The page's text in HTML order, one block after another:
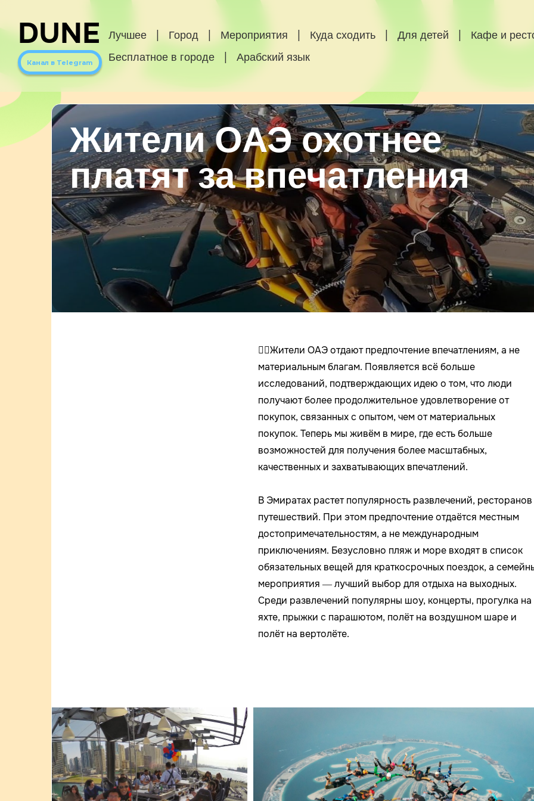
DUNE
Канал в Telegram
Лучшее Город Мероприятия Куда сходить Для детей
Кафе и
Бесплатное в городе
Арабский язык
Жители ОАЭ охотнее
платят за впечатления
🏄‍♂️Жители ОАЭ отдают предпочтение впечатлениям, а не
материальным благам. Появляется всё больше
исследований, подтверждающих идею о том, что люди
получают более продолжительное удовлетворение от
покупок, связанных с опытом, чем от материальных
покупок. Теперь мы живём в мире, где есть больше
возможностей для получения более масштабных,
качественных и захватывающих впечатлений.
В Эмиратах растет популярность развлечений,
путешествий. При этом предпочтение отдаётся местным
достопримечательностям, а не международным
приключениям. Безусловно пляж и море входят в список
обязательных вещей для краткосрочных поездок, а
мероприятия — лучший выбор для отдыха на выходных.
Среди развлечений популярны шоу, концерты, прогулка на
яхте, прыжки с парашютом, полёт на воздушном шаре и
полёт на вертолёте.